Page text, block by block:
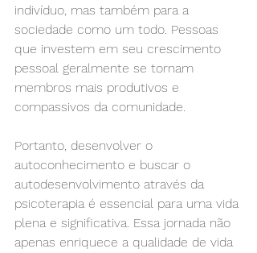
indivíduo, mas também para a
sociedade como um todo. Pessoas
que investem em seu crescimento
pessoal geralmente se tornam
membros mais produtivos e
compassivos da comunidade.
Portanto, desenvolver o
autoconhecimento e buscar o
autodesenvolvimento através da
psicoterapia é essencial para uma vida
plena e significativa. Essa jornada não
apenas enriquece a qualidade de vida